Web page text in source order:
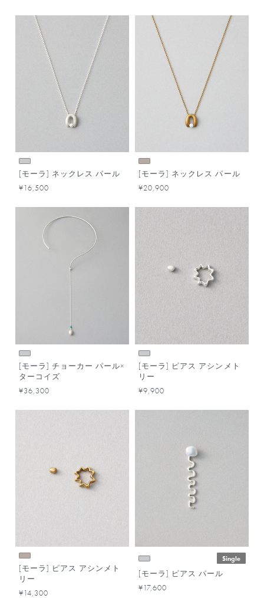
[モーラ] ネックレス パール
¥16,500
[モーラ] ネックレス パール
¥20,900
[モーラ] チョーカー パール×
ターコイズ
¥36,300
[モーラ] ピアス アシンメト
リー
¥9,900
[モーラ] ピアス アシンメト
リー
¥14,300
Single
[モーラ] ピアス パール
¥17,600